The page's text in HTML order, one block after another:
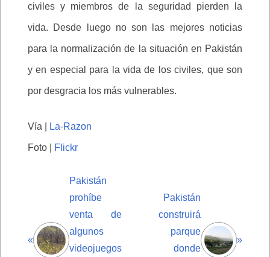
civiles y miembros de la seguridad pierden la
vida. Desde luego no son las mejores noticias
para la normalización de la situación en Pakistán
y en especial para la vida de los civiles, que son
por desgracia los más vulnerables.
Vía | La-Razon
Foto | Flickr
«
Pakistán
prohíbe
venta de
algunos
videojuegos
Pakistán
construirá
parque
donde
»